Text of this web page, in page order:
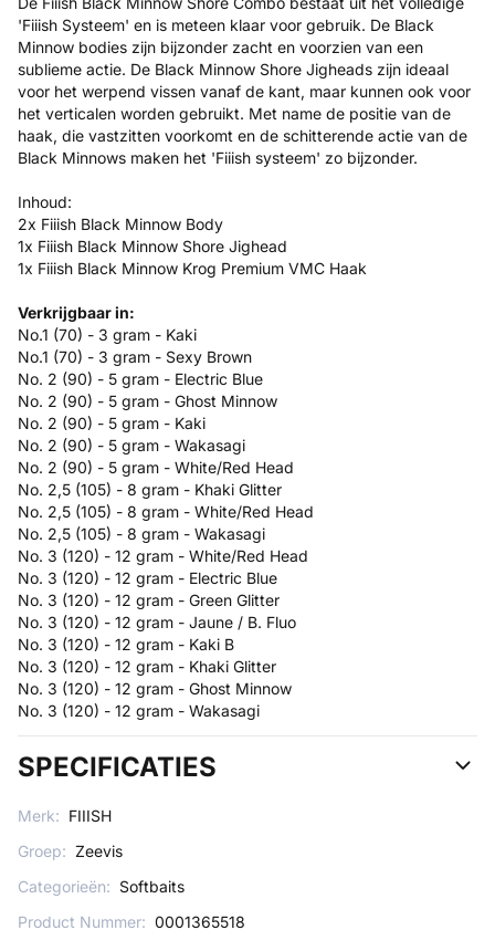
'Fiiish Systeem' en is meteen klaar voor gebruik. De Black
Minnow bodies zijn bijzonder zacht en voorzien van een
sublieme actie. De Black Minnow Shore Jigheads zijn ideaal
voor het werpend vissen vanaf de kant, maar kunnen ook voor
het verticalen worden gebruikt. Met name de positie van de
haak, die vastzitten voorkomt en de schitterende actie van de
Black Minnows maken het 'Fiiish systeem' zo bijzonder.
Inhoud:
2x Fiiish Black Minnow Body
1x Fiiish Black Minnow Shore Jighead
1x Fiiish Black Minnow Krog Premium VMC Haak
Verkrijgbaar in:
No.1 (70) - 3 gram - Kaki
No.1 (70) - 3 gram - Sexy Brown
No. 2 (90) - 5 gram - Electric Blue
No. 2 (90) - 5 gram - Ghost Minnow
No. 2 (90) - 5 gram - Kaki
No. 2 (90) - 5 gram - Wakasagi
No. 2 (90) - 5 gram - White/Red Head
No. 2,5 (105) - 8 gram - Khaki Glitter
No. 2,5 (105) - 8 gram - White/Red Head
No. 2,5 (105) - 8 gram - Wakasagi
No. 3 (120) - 12 gram - White/Red Head
No. 3 (120) - 12 gram - Electric Blue
No. 3 (120) - 12 gram - Green Glitter
No. 3 (120) - 12 gram - Jaune / B. Fluo
No. 3 (120) - 12 gram - Kaki B
No. 3 (120) - 12 gram - Khaki Glitter
No. 3 (120) - 12 gram - Ghost Minnow
No. 3 (120) - 12 gram - Wakasagi
SPECIFICATIES
Merk: FIIISH
Groep: Zeevis
Categorieën: Softbaits
Product Nummer: 0001365518